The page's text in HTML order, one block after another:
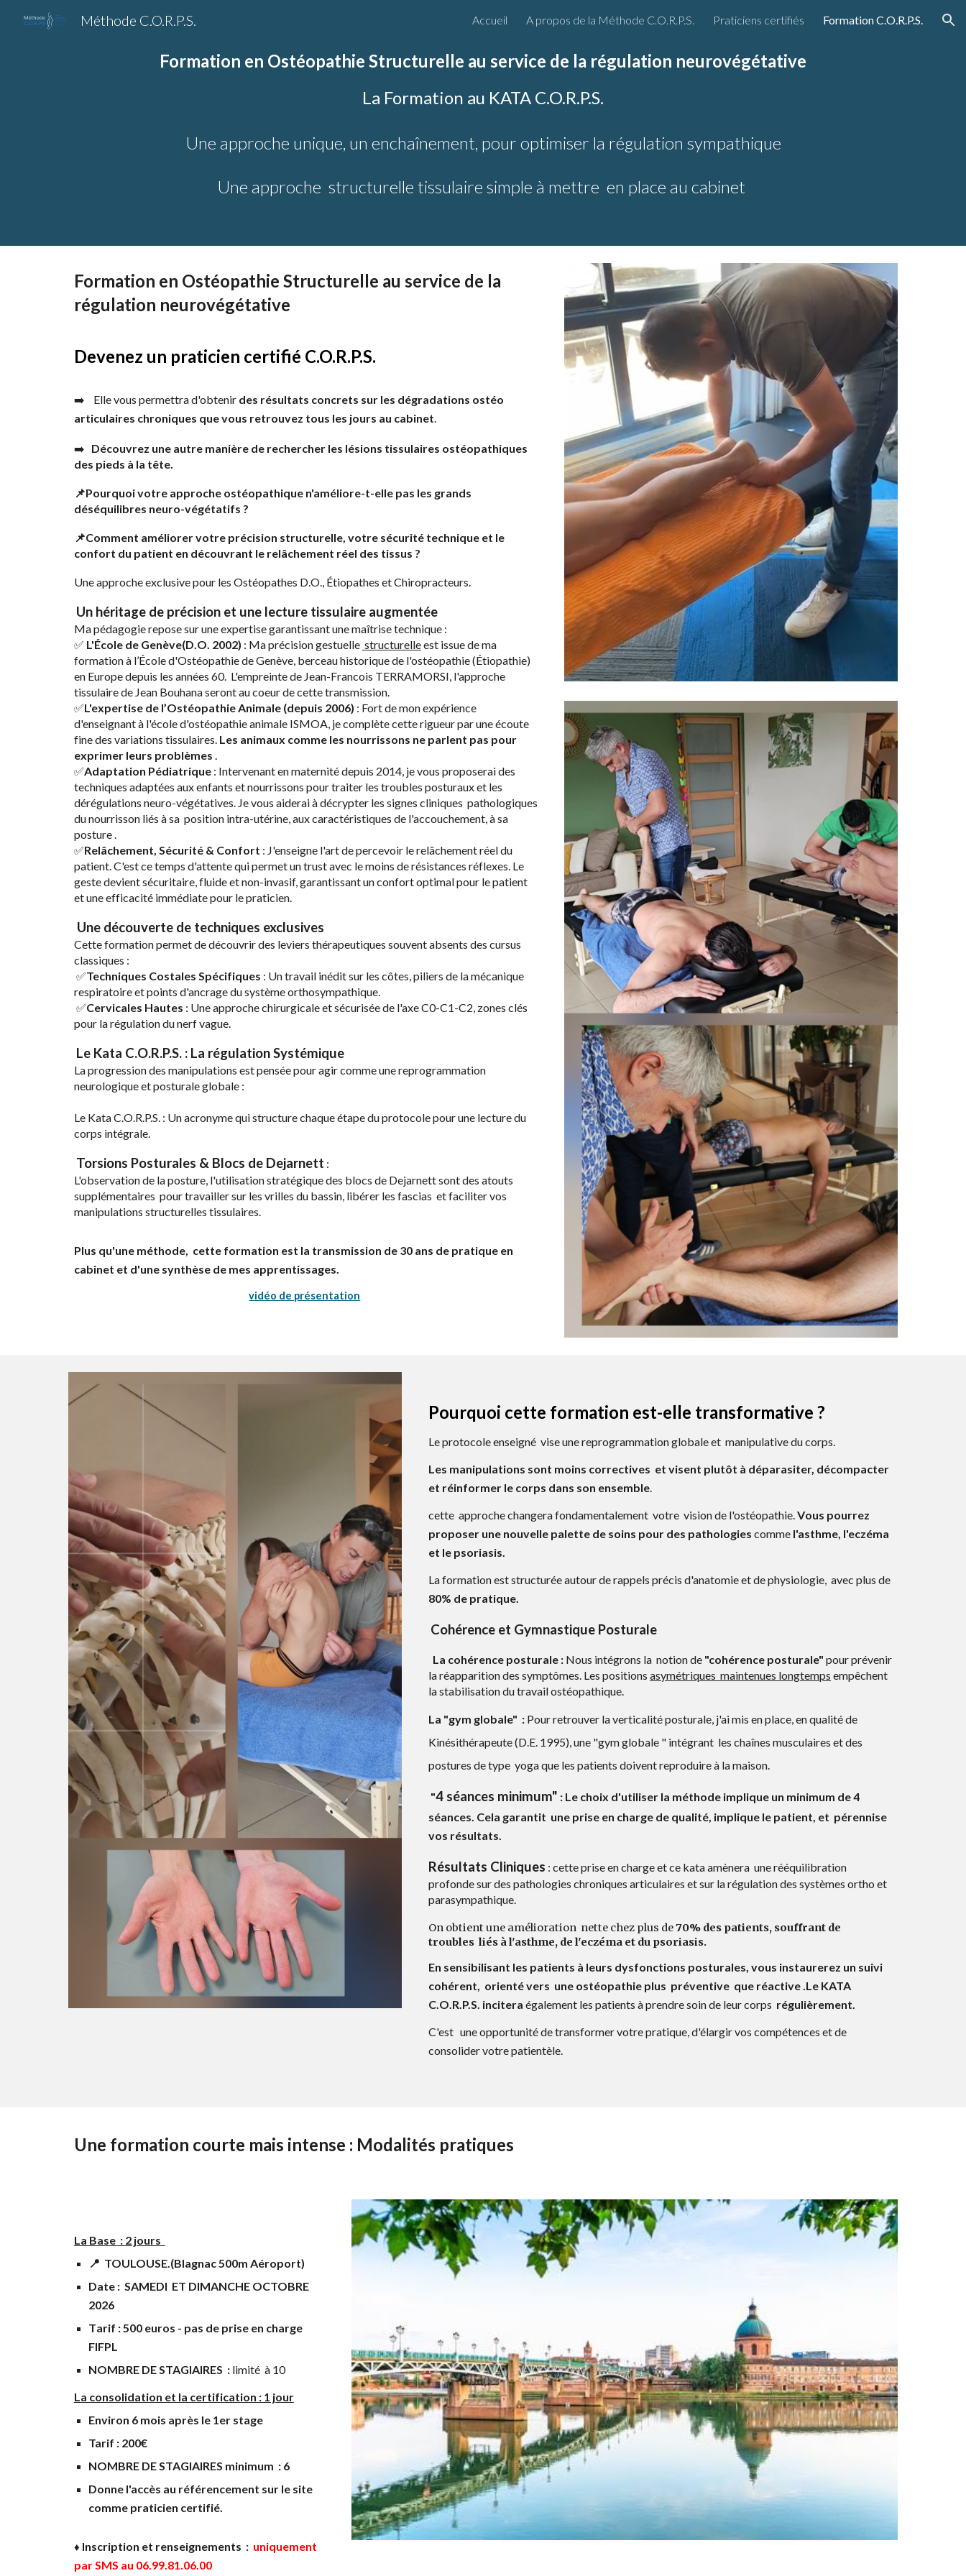
Skip to navigation
Méthode C.O.R.P.S. Accueil A propos de la Méthode C.O.R.P.S. Praticiens certifiés Formation C.O.R.P.S.
Formation en Ostéopathie Structurelle au service de la régulation neurovégétative
La Formation au KATA C.O.R.P.S.
Une approche unique, un enchaînement, pour optimiser la régulation sympathique
Une approche structurelle tissulaire simple à mettre en place au cabinet
Formation en Ostéopathie Structurelle au service de la
régulation neurovégétative
Devenez un praticien certifié C.O.R.P.S.
➡️ Elle vous permettra d'obtenir des résultats concrets sur les dégradations ostéo
articulaires chroniques que vous retrouvez tous les jours au cabinet.
➡️ Découvrez une autre manière de rechercher les lésions tissulaires ostéopathiques
des pieds à la tête.
​📌Pourquoi votre approche ostéopathique n'améliore-t-elle pas les grands
déséquilibres neuro-végétatifs ?
​📌Comment améliorer votre précision structurelle, votre sécurité technique et le
confort du patient en découvrant le relâchement réel des tissus ?
​Une approche exclusive pour les Ostéopathes D.O., Étiopathes et Chiropracteurs.
Un héritage de précision et une lecture tissulaire augmentée
​Ma pédagogie repose sur une expertise garantissant une maîtrise technique :
​✅ L'École de Genève(D.O. 2002) : Ma précision gestuelle structurelleest issue de ma
formation à l’École d'Ostéopathie de Genève, berceau historique de l'ostéopathie (Étiopathie)
en Europe depuis les années 60. L'empreinte de Jean-Francois TERRAMORSI, l'approche
tissulaire de Jean Bouhana seront au coeur de cette transmission.
​✅L'expertise de l’Ostéopathie Animale (depuis 2006) : Fort de mon expérience
d'enseignant à l'école d'ostéopathie animale ISMOA, je complète cette rigueur par une écoute
fine des variations tissulaires. Les animaux comme les nourrissons ne parlent pas pour
exprimer leurs problèmes .
​✅Adaptation Pédiatrique : Intervenant en maternité depuis 2014, je vous proposerai des
techniques adaptées aux enfants et nourrissons pour traiter les troubles posturaux et les
dérégulations neuro-végétatives. Je vous aiderai à décrypter les signes cliniques pathologiques
du nourrisson liés à sa position intra-utérine, aux caractéristiques de l'accouchement, à sa
posture .
​✅Relâchement, Sécurité & Confort : J'enseigne l'art de percevoir le relâchement réel du
patient. C'est ce temps d'attente qui permet un trust avec le moins de résistances réflexes. Le
geste devient sécuritaire, fluide et non-invasif, garantissant un confort optimal pour le patient
et une efficacité immédiate pour le praticien.
Une découverte de techniques exclusives
​Cette formation permet de découvrir des leviers thérapeutiques souvent absents des cursus
classiques :
​ ✅Techniques Costales Spécifiques : Un travail inédit sur les côtes, piliers de la mécanique
respiratoire et points d'ancrage du système orthosympathique.
​ ✅Cervicales Hautes : Une approche chirurgicale et sécurisée de l'axe C0-C1-C2, zones clés
pour la régulation du nerf vague.
Le Kata C.O.R.P.S. : La régulation Systémique
​La progression des manipulations est pensée pour agir comme une reprogrammation
neurologique et posturale globale :
Le Kata C.O.R.P.S. : Un acronyme qui structure chaque étape du protocole pour une lecture du
corps intégrale.
Torsions Posturales & Blocs de Dejarnett :
L'observation de la posture, l'utilisation stratégique des blocs de Dejarnett sont des atouts
supplémentaires pour travailler sur les vrilles du bassin,libérer les fascias et faciliter vos
manipulations structurelles tissulaires.
Plus qu'une méthode, cette formation est la transmission de 30 ans de pratique en
cabinet et d'une synthèse de mes apprentissages.
vidéo de présentation
Pourquoi cette formation est-elle transformative ?
Le protocole enseigné vise unereprogrammation globale et manipulative du corps.
Les manipulations sont moins correctives et visent plutôt à déparasiter, décompacter
et réinformer le corps dans son ensemble.
cette approche changera fondamentalementvotre vision de l'ostéopathie.Vous pourrez
proposer une nouvelle palette de soins pour des pathologies comme l'asthme, l'eczéma
et le psoriasis.
La formation est structurée autour de rappels précis d'anatomie et de physiologie, avec plus de
80% de pratique.
Cohérence et Gymnastique Posturale
La cohérence posturale : Nous intégrons la notion de "cohérence posturale"pourprévenir
la réapparition des symptômes. Les positions asymétriques maintenues longtemps empêchent
la stabilisationdutravailostéopathique.
La "gym globale" : Pour retrouver la verticalité posturale, j'ai mis en place, en qualité de
Kinésithérapeute (D.E. 1995),une "gym globale " intégrant les chaînes musculaires et des
postures de type yoga que les patients doivent reproduire à la maison.
"4 séances minimum" : Le choix d'utiliser la méthode implique un minimum de 4
séances. Cela garantit une prise en charge de qualité, implique le patient, et pérennise
vos résultats.
Résultats Cliniques : cette prise en charge et ce kataamènera une rééquilibration
profonde sur des pathologies chroniques articulaires et sur la régulation des systèmes ortho et
parasympathique.
On obtient une amélioration nette chez plus de70% des patients, souffrant de
troubles liés à l'asthme, de l'eczéma et du psoriasis.
En sensibilisant les patients à leurs dysfonctions posturales, vous instaurerez un suivi
cohérent, orienté vers une ostéopathie plus préventive que réactive .Le KATA
C.O.R.P.S. inciteraégalement lespatients à prendre soin de leur corps régulièrement.
C'est une opportunité de transformer votre pratique,d'élargir vos compétences et de
consolider votre patientèle.
Une formation courte mais intense : Modalités pratiques
La Base : 2 jours
📍 TOULOUSE.(Blagnac 500m Aéroport)
Date : SAMEDI ET DIMANCHE OCTOBRE
2026
Tarif : 500 euros - pas de prise en charge
FIFPL
NOMBRE DE STAGIAIRES :limité à 10
La consolidation et la certification : 1 jour
Environ 6 mois après le 1er stage
Tarif : 200€
NOMBRE DE STAGIAIRES minimum : 6
Donne l'accès au référencement sur le site
comme praticien certifié.
♦️ Inscription et renseignements : uniquement
par SMS au 06.99.81.06.00